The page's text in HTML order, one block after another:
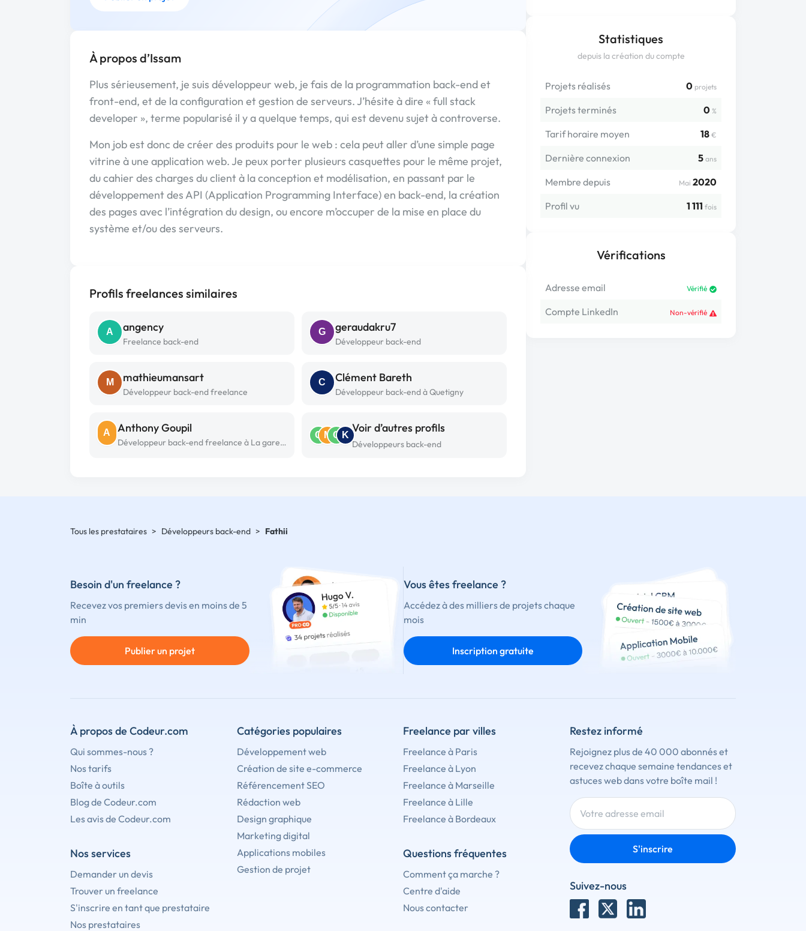
Statistiques
depuis la création du compte
Projets réalisés 0 projets
Projets terminés 0 %
Tarif horaire moyen 18 €
Dernière connexion 5 ans
Membre depuis Mai 2020
Profil vu
1 111 fois
Vérifications
Adresse email Vérifié
Compte LinkedIn Non-vérifié
À propos d’Issam
Plus sérieusement, je suis développeur web, je fais de la programmation back-end et
front-end, et de la configuration et gestion de serveurs. J’hésite à dire « full stack
developer », terme popularisé il y a quelque temps, qui est devenu sujet à controverse.
Mon job est donc de créer des produits pour le web : cela peut aller d’une simple page
vitrine à une application web. Je peux porter plusieurs casquettes pour le même projet,
du cahier des charges du client à la conception et modélisation, en passant par le
développement des API (Application Programming Interface) en back-end, la création
des pages avec l’intégration du design, ou encore m’occuper de la mise en place du
système et/ou des serveurs.
Profils freelances similaires
A angency
Freelance back-end
G geraudakru7
Développeur back-end
M mathieumansart
Développeur back-end freelance
C Clément Bareth
Développeur back-end à Quetigny
A Anthony Goupil
Développeur back-end freelance à La garenne colombes
C M C K
Voir d’autres profils
Développeurs back-end
Tous les prestataires > Développeurs back-end > Fathii
Besoin d'un freelance ?
Recevez vos premiers devis en moins de 5
min
Publier un projet
Vous êtes freelance ?
Accédez à des milliers de projets chaque
mois
Inscription gratuite
À propos de Codeur.com
Qui sommes-nous ?
Nos tarifs
Boîte à outils
Blog de Codeur.com
Les avis de Codeur.com
Nos services
Demander un devis
Trouver un freelance
S'inscrire en tant que prestataire
Nos prestataires
Catégories populaires
Développement web
Création de site e-commerce
Référencement SEO
Rédaction web
Design graphique
Marketing digital
Applications mobiles
Gestion de projet
Freelance par villes
Freelance à Paris
Freelance à Lyon
Freelance à Marseille
Freelance à Lille
Freelance à Bordeaux
Questions fréquentes
Comment ça marche ?
Centre d'aide
Nous contacter
Restez informé
Rejoignez plus de 40 000 abonnés et
recevez chaque semaine tendances et
astuces web dans votre boîte mail !
S'inscrire
Suivez-nous